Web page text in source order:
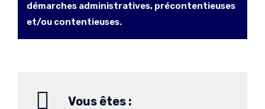
démarches administratives, précontentieuses
et/ou contentieuses.
Vous êtes :